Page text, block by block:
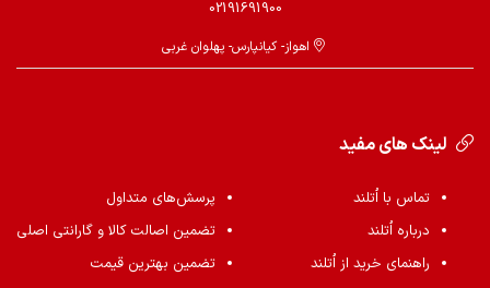
02191691900
اهواز- کیانپارس- پهلوان غربی
لینک های مفید
تماس با اُتلند
درباره اُتلند
راهنمای خرید از اُتلند
پرسش‌های متداول
تضمین اصالت کالا و گارانتی اصلی
تضمین بهترین قیمت